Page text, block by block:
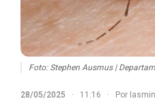
Foto: Stephen Ausmus |
28/05/2025 · 11:16 · Por